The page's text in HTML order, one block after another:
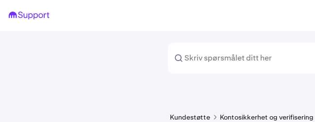
Kundestøtte Kontosikkerhet og verifisering